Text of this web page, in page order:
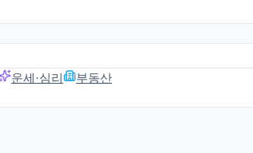
운세·심리
부동산